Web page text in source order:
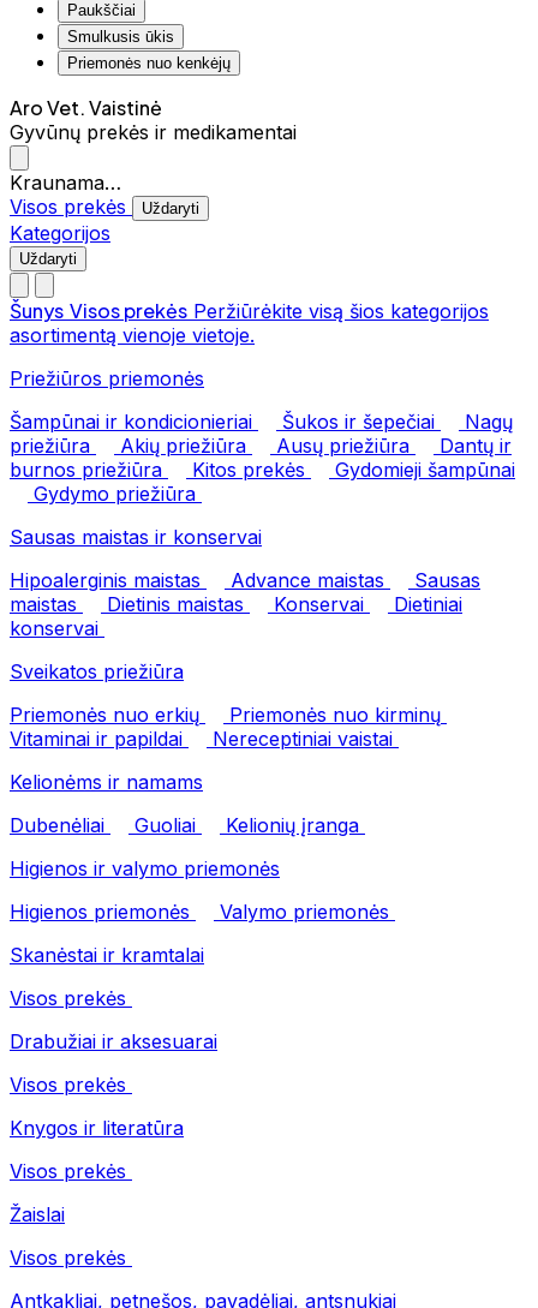
Paukščiai
Smulkusis ūkis
Priemonės nuo kenkėjų
Aro Vet. Vaistinė
Gyvūnų prekės ir medikamentai
Kraunama…
Visos prekės
Uždaryti
Kategorijos
Uždaryti
Šunys Visos prekės Peržiūrėkite visą šios kategorijos
asortimentą vienoje vietoje.
Priežiūros priemonės
Šampūnai ir kondicionieriai
Šukos ir šepečiai
Nagų
priežiūra
Akių priežiūra Ausų priežiūra
Dantų ir
burnos priežiūra
Kitos prekės
Gydomieji šampūnai
Gydymo priežiūra
Sausas maistas ir konservai
Hipoalerginis maistas
Advance maistas
Sausas
maistas
Dietinis maistas Konservai
Dietiniai
konservai
Sveikatos priežiūra
Priemonės nuo erkių
Priemonės nuo kirminų
Vitaminai ir papildai
Nereceptiniai vaistai
Kelionėms ir namams
Dubenėliai
Guoliai
Kelionių įranga
Higienos ir valymo priemonės
Higienos priemonės
Valymo priemonės
Skanėstai ir kramtalai
Visos prekės
Drabužiai ir aksesuarai
Visos prekės
Knygos ir literatūra
Visos prekės
Žaislai
Visos prekės
Antkakliai, petnešos, pavadėliai, antsnukiai